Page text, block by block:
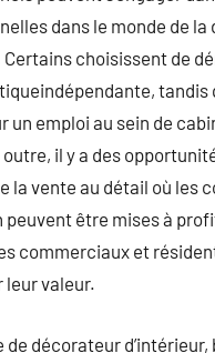
dans le monde de la
Certains choisissent de
tandis
un emploi au sein de
il y a des
la vente au détail où les
peuvent être mises à
commerciaux et
leur valeur.
de décorateur d’intérieur,